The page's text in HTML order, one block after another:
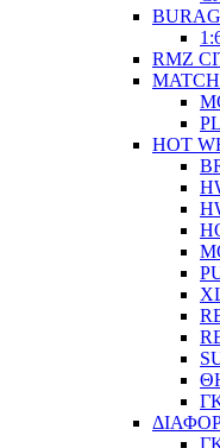
RMZ
HOT